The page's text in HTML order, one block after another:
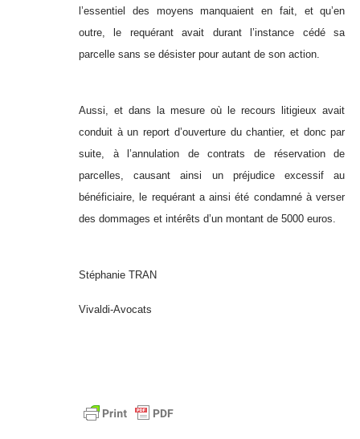
l’essentiel des moyens manquaient en fait, et qu’en
outre, le requérant avait durant l’instance cédé sa
parcelle sans se désister pour autant de son action.
Aussi, et dans la mesure où le recours litigieux avait
conduit à un report d’ouverture du chantier, et donc par
suite, à l’annulation de contrats de réservation de
parcelles, causant ainsi un préjudice excessif au
bénéficiaire, le requérant a ainsi été condamné à verser
des dommages et intérêts d’un montant de 5000 euros.
Stéphanie TRAN
Vivaldi-Avocats